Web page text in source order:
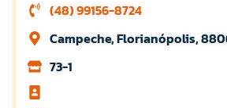
(48) 99156-8724
Campeche, Florianópolis,
73-1